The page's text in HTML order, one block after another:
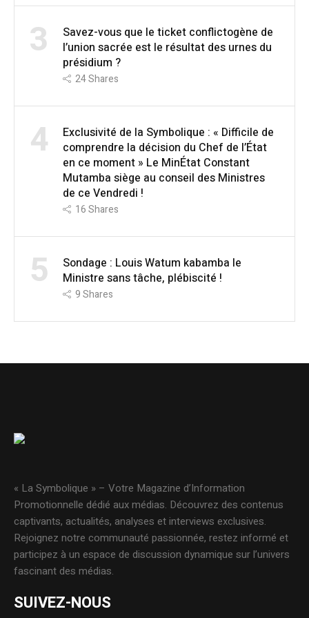
3
Savez-vous que le ticket conflictogène de
l’union sacrée est le résultat des urnes du
présidium ?
24Shares
4
Exclusivité de la Symbolique : « Difficile de
comprendre la décision du Chef de l’État
en ce moment » Le MinÉtat Constant
Mutamba siège au conseil des Ministres
de ce Vendredi !
16Shares
5
Sondage : Louis Watum kabamba le
Ministre sans tâche, plébiscité !
9Shares
« La Symbolique » – Votre Magazine d’Information
Promotionnelle dédié aux médias. Découvrez des contenus
captivants, actualités, analyses et interviews exclusives.
Rejoignez notre communauté passionnée, restez informé et
participez à un espace de discussion dynamique sur l’univers
fascinant des médias.
SUIVEZ-NOUS